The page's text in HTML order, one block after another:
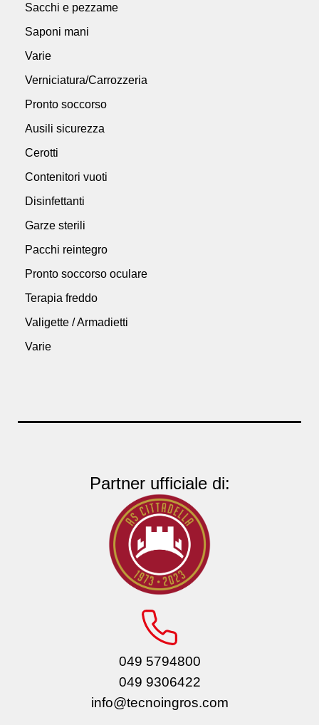
Sacchi e pezzame
Saponi mani
Varie
Verniciatura/Carrozzeria
Pronto soccorso
Ausili sicurezza
Cerotti
Contenitori vuoti
Disinfettanti
Garze sterili
Pacchi reintegro
Pronto soccorso oculare
Terapia freddo
Valigette / Armadietti
Varie
Partner ufficiale di:
049 5794800
049 9306422
info@tecnoingros.com